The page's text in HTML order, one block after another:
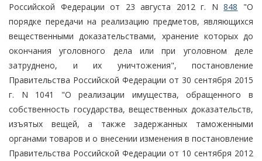
Российской Федерации от 23 августа 2012 г. N848 "О
порядке передачи на реализацию предметов, являющихся
вещественными доказательствами, хранение которых до
окончания уголовного дела или при уголовном деле
затруднено, и их уничтожения", постановление
Правительства Российской Федерации от 30 сентября 2015
г. N 1041 "О реализации имущества, обращенного в
собственность государства, вещественных доказательств,
изъятых вещей, а также задержанных таможенными
органами товаров и о внесении изменения в постановление
Правительства Российской Федерации от 10 сентября 2012